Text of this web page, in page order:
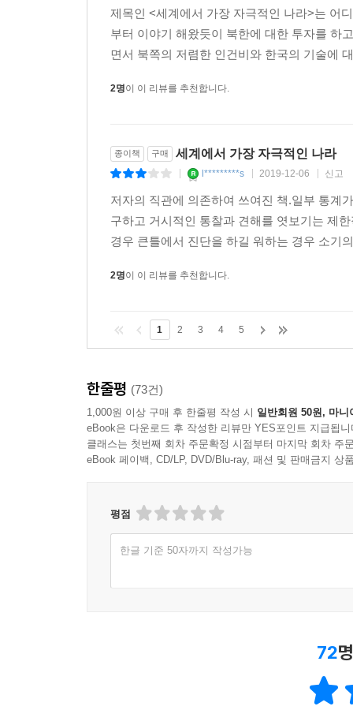
· 아무도 눈여겨보지 않는 것을 사라
· 돈을 번 직후에 실패할 가능성이 가장 높다
· 경제학자는 거의가 틀렸다
· 위기야말로 투자의 기회다
· 인간은 실패하면 다른 사람을 탓한다
· 실패하고 돈을 잃는 것은 불운한 일이 아니다
· 성공하는 사람은 결코 포기를 모르는 사람이다
· 배움의 끈을 놓지 마라
· 변화의 파도에 타지 못하면 언젠가 큰코다친다
· 자신을 편견에서 해방시켜라
제목인 <세계에서 가장 자극적인 나라>는 어
부터 이야기 해왔듯이 북한에 대한 투자를 하
면서 북쪽의 저렴한 인건비와 한국의 기술에
2명이 이 리뷰를 추천합니다.
종이책 구매 세계에서 가장 자극적인 나라
l*********s 2019-12-06 신고
저자의 직관에 의존하여 쓰여진 책.일부 통계
구하고 거시적인 통찰과 견해를 엿보기는 제
경우 큰틀에서 진단을 하길 워하는 경우 소기
2명이 이 리뷰를 추천합니다.
1 2 3 4 5
한줄평 (73건)
1,000원 이상 구매 후 한줄평 작성 시 일반회원 50원, 마니
eBook은 다운로드 후 작성한 리뷰만 YES포인트 지급됩니
클래스는 첫번째 회차 주문확정 시점부터 마지막 회차 주
eBook 페이백, CD/LP, DVD/Blu-ray, 패션 및 판매금지 상
평점
한글 기준 50자까지 작성가능
72